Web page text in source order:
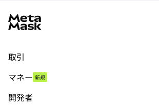
取引
パーペチュアル
マネー 新規
開発者